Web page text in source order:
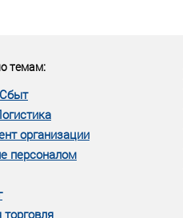
темам:
организации
персоналом